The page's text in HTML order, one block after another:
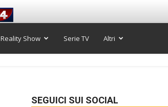
Reality Show Serie TV Altri
SEGUICI SUI SOCIAL